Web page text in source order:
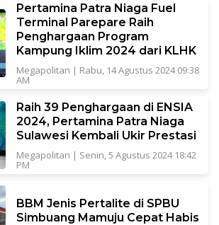
Pertamina Patra Niaga Fuel
Terminal Parepare Raih
Penghargaan Program
Kampung Iklim 2024 dari KLHK
Megapolitan | Rabu, 14 Agustus 2024 09:38
AM
Raih 39 Penghargaan di ENSIA
2024, Pertamina Patra Niaga
Sulawesi Kembali Ukir Prestasi
Megapolitan | Senin, 5 Agustus 2024 18:42
PM
BBM Jenis Pertalite di SPBU
Simbuang Mamuju Cepat Habis